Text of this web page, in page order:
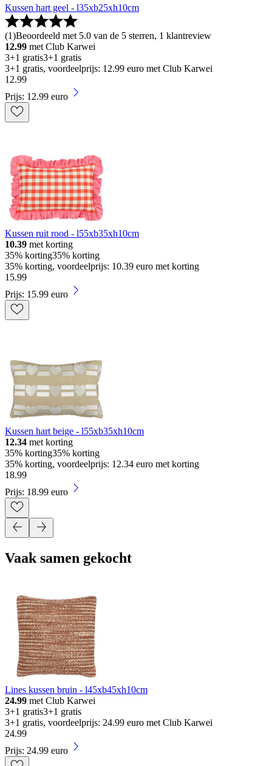
Kussen hart geel - l35xb25xh10cm
(1)Beoordeeld met 5.0 van de 5 sterren, 1 klantreview
12.99 met Club Karwei
3+1 gratis3+1 gratis
3+1 gratis, voordeelprijs: 12.99 euro met Club Karwei
12.99
Prijs: 12.99 euro
Kussen ruit rood - l55xb35xh10cm
10.39 met korting
35% korting35% korting
35% korting, voordeelprijs: 10.39 euro met korting
15.99
Prijs: 15.99 euro
Kussen hart beige - l55xb35xh10cm
12.34 met korting
35% korting35% korting
35% korting, voordeelprijs: 12.34 euro met korting
18.99
Prijs: 18.99 euro
Vaak samen gekocht
Lines kussen bruin - l45xb45xh10cm
24.99 met Club Karwei
3+1 gratis3+1 gratis
3+1 gratis, voordeelprijs: 24.99 euro met Club Karwei
24.99
Prijs: 24.99 euro